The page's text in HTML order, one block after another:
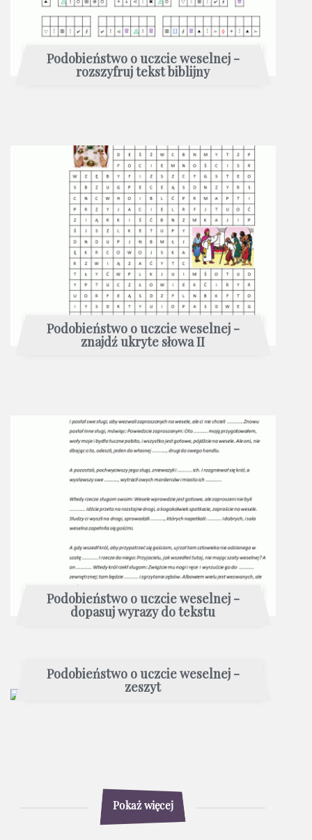
Podobieństwo o uczcie weselnej -
rozszyfruj tekst biblijny
Podobieństwo o uczcie weselnej -
znajdź ukryte słowa II
Podobieństwo o uczcie weselnej -
dopasuj wyrazy do tekstu
Podobieństwo o uczcie weselnej -
zeszyt
Pokaż więcej